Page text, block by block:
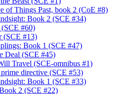
of Things Past, book 2 (CoE #8)
Book 2 (SCE #34)
#60)
(SCE #13)
Book 1 (SCE #47)
Deal (SCE #45)
Travel (SCE-omnibus #1)
directive (SCE #53)
Book 1 (SCE #33)
2 (SCE #22)